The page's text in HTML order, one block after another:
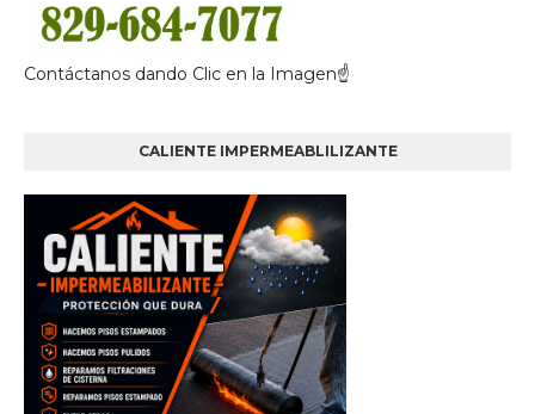
Contáctanos dando Clic en la Imagen☝
CALIENTE IMPERMEABLILIZANTE